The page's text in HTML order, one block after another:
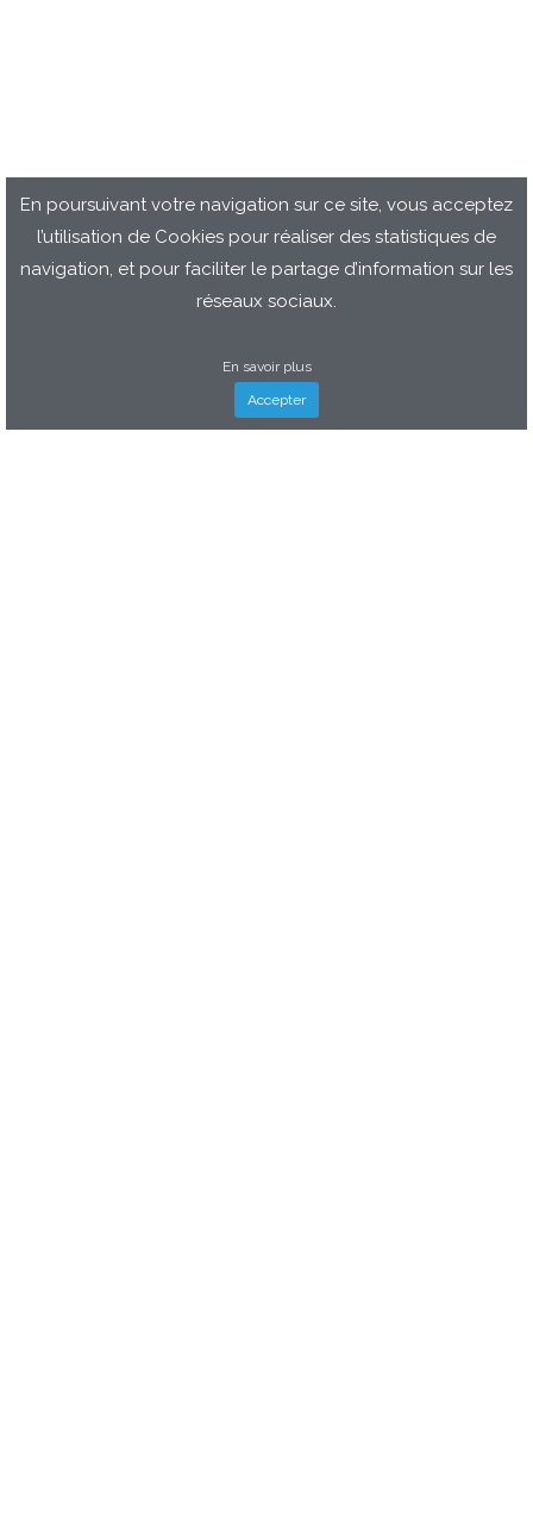
En poursuivant votre navigation sur ce site, vous acceptez
l’utilisation de Cookies pour réaliser des statistiques de
navigation, et pour faciliter le partage d’information sur les
réseaux sociaux.
En savoir plus
Accepter